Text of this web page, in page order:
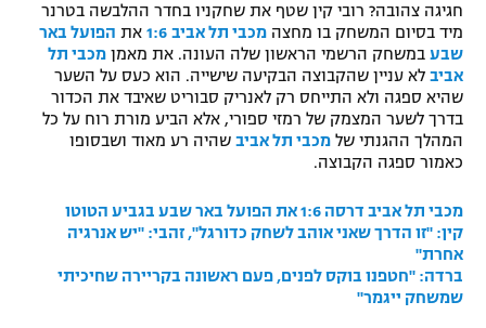
תקנון עבור פעילות אלקטרה
תקנון עבור פעילות ספורט 1 – "מרלן"
גיימינג E-Sports
תנאי שימוש
תקנון פעילות ספורט 1
רשיון להקרנה פומבית לבית עסק
ספורט אתגרי ואקסטרים
אומנויות לחימה
גיימינג E-Sports
חגיגה צהובה? רובי קין שטף את שחקניו בחדר ההלבשה בטרנר
מיד בסיום המשחק בו מחצה מכבי תל אביב 1:6 את הפועל באר
שבע במשחק הרשמי הראשון שלה העונה. את מאמן מכבי תל
אביב לא עניין שהקבוצה הבקיעה שישייה. הוא כעס על השער
שהיא ספגה ולא התייחס רק לאנריק סבוריט שאיבד את הכדור
בדרך לשער המצמק של רמזי ספורי, אלא הביע מורת רוח על כל
המהלך ההגנתי של מכבי תל אביב שהיה רע מאוד ושבסופו
כאמור ספגה הקבוצה.
מכבי תל אביב דרסה 1:6 את הפועל באר שבע בגביע הטוטו
קין: "זו הדרך שאני אוהב לשחק כדורגל", זהבי: "יש אנרגיה
אחרת"
ברדה: "חטפנו בוקס לפנים, פעם ראשונה בקריירה שחיכיתי
שמשחק ייגמר"